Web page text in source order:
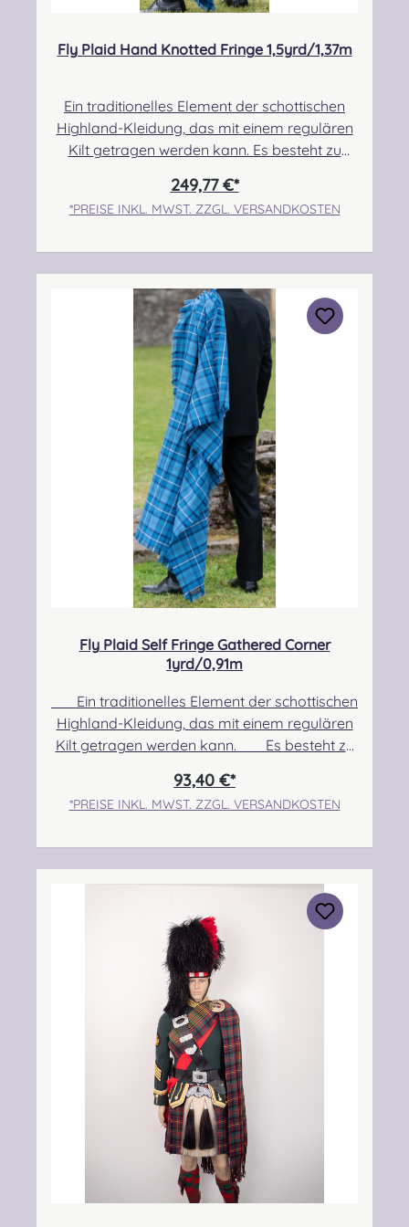
Fly Plaid Hand Knotted Fringe 1,5yrd/1,37m
Ein traditionelles Element der schottischen
Highland-Kleidung, das mit einem regulären
Kilt getragen werden kann. Es besteht zu
reinigen! Angabe zur
info@strathmorewoollen.co.uk Verantwortlic
he Person: Nieswiec & Zeh Easy Piping &
Drumming Gbr, Gabelsbergerstraße 27,
32425 Minden Kontakt:
kontakt@easypipinganddrumming.com
249,77 €*
*PREISE INKL. MWST. ZZGL. VERSANDKOSTEN
Fly Plaid Self Fringe Gathered Corner
1yrd/0,91m
Ein traditionelles Element der schottischen
Highland-Kleidung, das mit einem regulären
Kilt getragen werden kann. Es besteht zu
Trocken reinigen! Angabe zur
Produktsicherheit Hersteller: Strathmore
he Person: Nieswiec & Zeh Easy Piping &
Drumming Gbr, Gabelsbergerstraße 27,
32425 Minden Kontakt:
kontakt@easypipinganddrumming.com
93,40 €*
*PREISE INKL. MWST. ZZGL. VERSANDKOSTEN